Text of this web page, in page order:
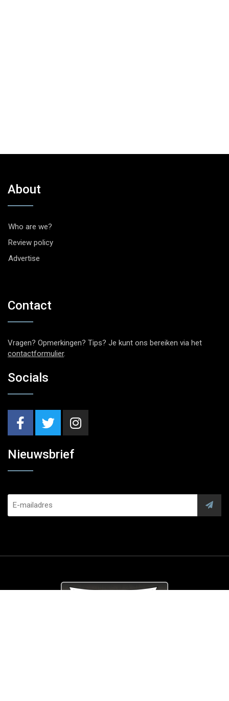
About
Who are we?
Review policy
Advertise
Contact
Vragen? Opmerkingen? Tips? Je kunt ons bereiken via het
contactformulier.
Socials
Nieuwsbrief